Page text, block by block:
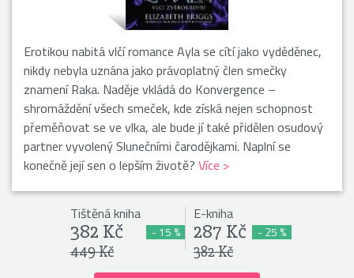
Erotikou nabitá vlčí romance Ayla se cítí jako vyděděnec,
nikdy nebyla uznána jako právoplatný člen smečky
znamení Raka. Naděje vkládá do Konvergence –
shromáždění všech smeček, kde získá nejen schopnost
přeměňovat se ve vlka, ale bude jí také přidělen osudový
partner vyvolený Slunečními čarodějkami. Naplní se
konečně její sen o lepším životě? Více >
Tištěná kniha
382 Kč
449 Kč
- 15 %
E-kniha
287 Kč
382 Kč
- 25 %